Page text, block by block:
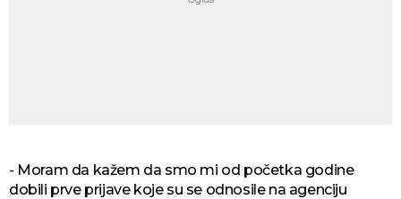
- Moram da kažem da smo mi od početka godine
dobili prve prijave koje su se odnosile na agenciju